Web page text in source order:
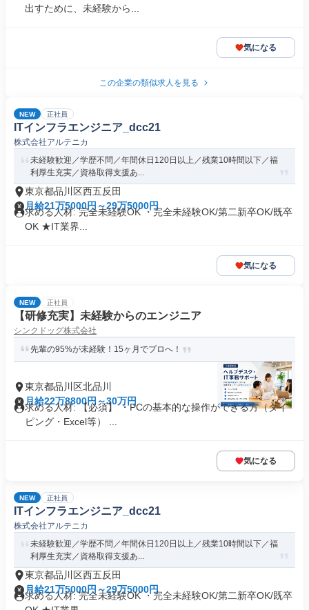
出すために、未経験から...
気になる
この企業の類似求人を見る
NEW 正社員
ITインフラエンジニア_dcc21
株式会社アルテニカ
未経験歓迎／学歴不問／年間休日120日以上／残業10時間以下／福
利厚生充実／資格取得支援あ...
東京都品川区西五反田
月給21万5000円～29万5000円
求める人材: 完全未経験OK ・完全未経験OK/第二新卒OK/既卒
OK ★IT業界...
気になる
NEW 正社員
【研修充実】未経験からのエンジニア
シンクドッグ株式会社
先輩の95%が未経験！15ヶ月でプロへ！
東京都品川区北品川
月給22万8800円～30万円
求める人材: 【必須】 ・PCの基本的な操作ができる方（タイ
ピング・Excel等） ...
気になる
NEW 正社員
ITインフラエンジニア_dcc21
株式会社アルテニカ
未経験歓迎／学歴不問／年間休日120日以上／残業10時間以下／福
利厚生充実／資格取得支援あ...
東京都品川区西五反田
月給21万5000円～29万5000円
求める人材: 完全未経験OK ・完全未経験OK/第二新卒OK/既卒